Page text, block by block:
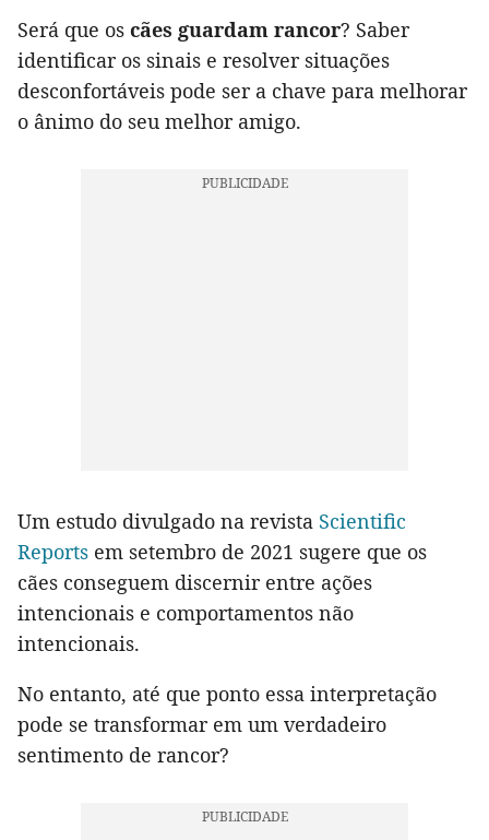
Será que os cães guardam rancor? Saber
identificar os sinais e resolver situações
desconfortáveis pode ser a chave para melhorar
o ânimo do seu melhor amigo.
Um estudo divulgado na revista Scientific
Reports em setembro de 2021 sugere que os
cães conseguem discernir entre ações
intencionais e comportamentos não
intencionais.
No entanto, até que ponto essa interpretação
pode se transformar em um verdadeiro
sentimento de rancor?